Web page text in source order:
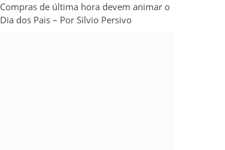
Compras de última hora devem animar o
Dia dos Pais – Por Silvio Persivo